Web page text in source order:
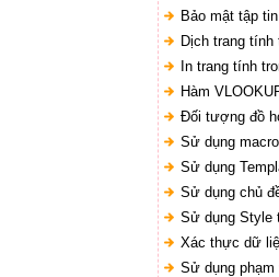
Bảo mật tập
Dịch trang tính
In trang tính
Hàm
Đối tượng đồ
Sử dụng
Sử dụng
Sử dụng chủ
Sử dụng Style
Xác thực dữ
Sử dụng phạm